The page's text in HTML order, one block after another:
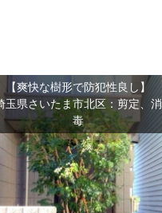
【爽快な樹形で防犯性良し】
玉県さいたま市北区：剪定、消
毒